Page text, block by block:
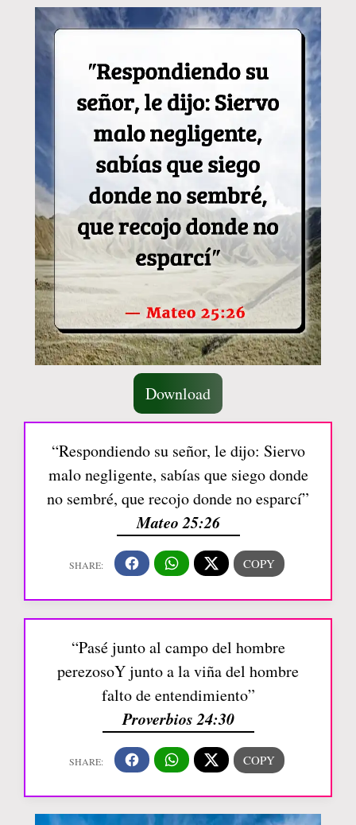
Download
“Respondiendo su señor, le dijo: Siervo
malo negligente, sabías que siego donde
no sembré, que recojo donde no esparcí”
Mateo 25:26
“Pasé junto al campo del hombre
perezosoY junto a la viña del hombre
falto de entendimiento”
Proverbios 24:30